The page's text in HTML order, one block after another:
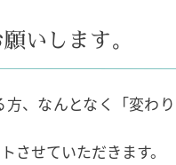
いします。
、なんとなく「変わ
させていただきます。